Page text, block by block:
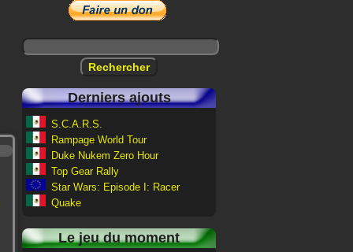
Derniers ajouts
S.C.A.R.S.
Rampage World Tour
Duke Nukem Zero Hour
Top Gear Rally
Star Wars: Episode I: Racer
Quake
Le jeu du moment